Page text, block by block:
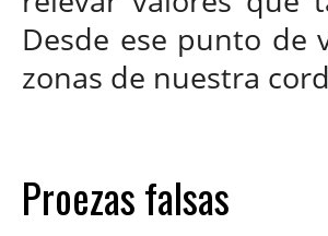
Desde ese punto de
zonas de nuestra
Proezas falsas